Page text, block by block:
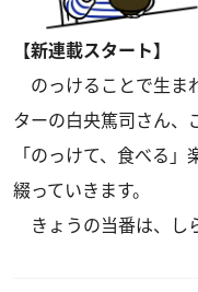
【新連載スタート】
のっけることで生ま
ターの白央篤司さん、
「のっけて、食べる
綴っていきます。
きょうの当番は、し